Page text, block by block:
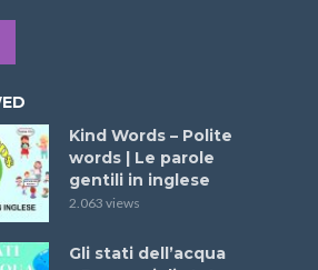
Kind Words – Polite
words | Le parole
gentili in inglese
2.063 views
Gli stati dell’acqua